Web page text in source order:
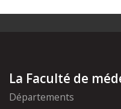
La Faculté de
Départements